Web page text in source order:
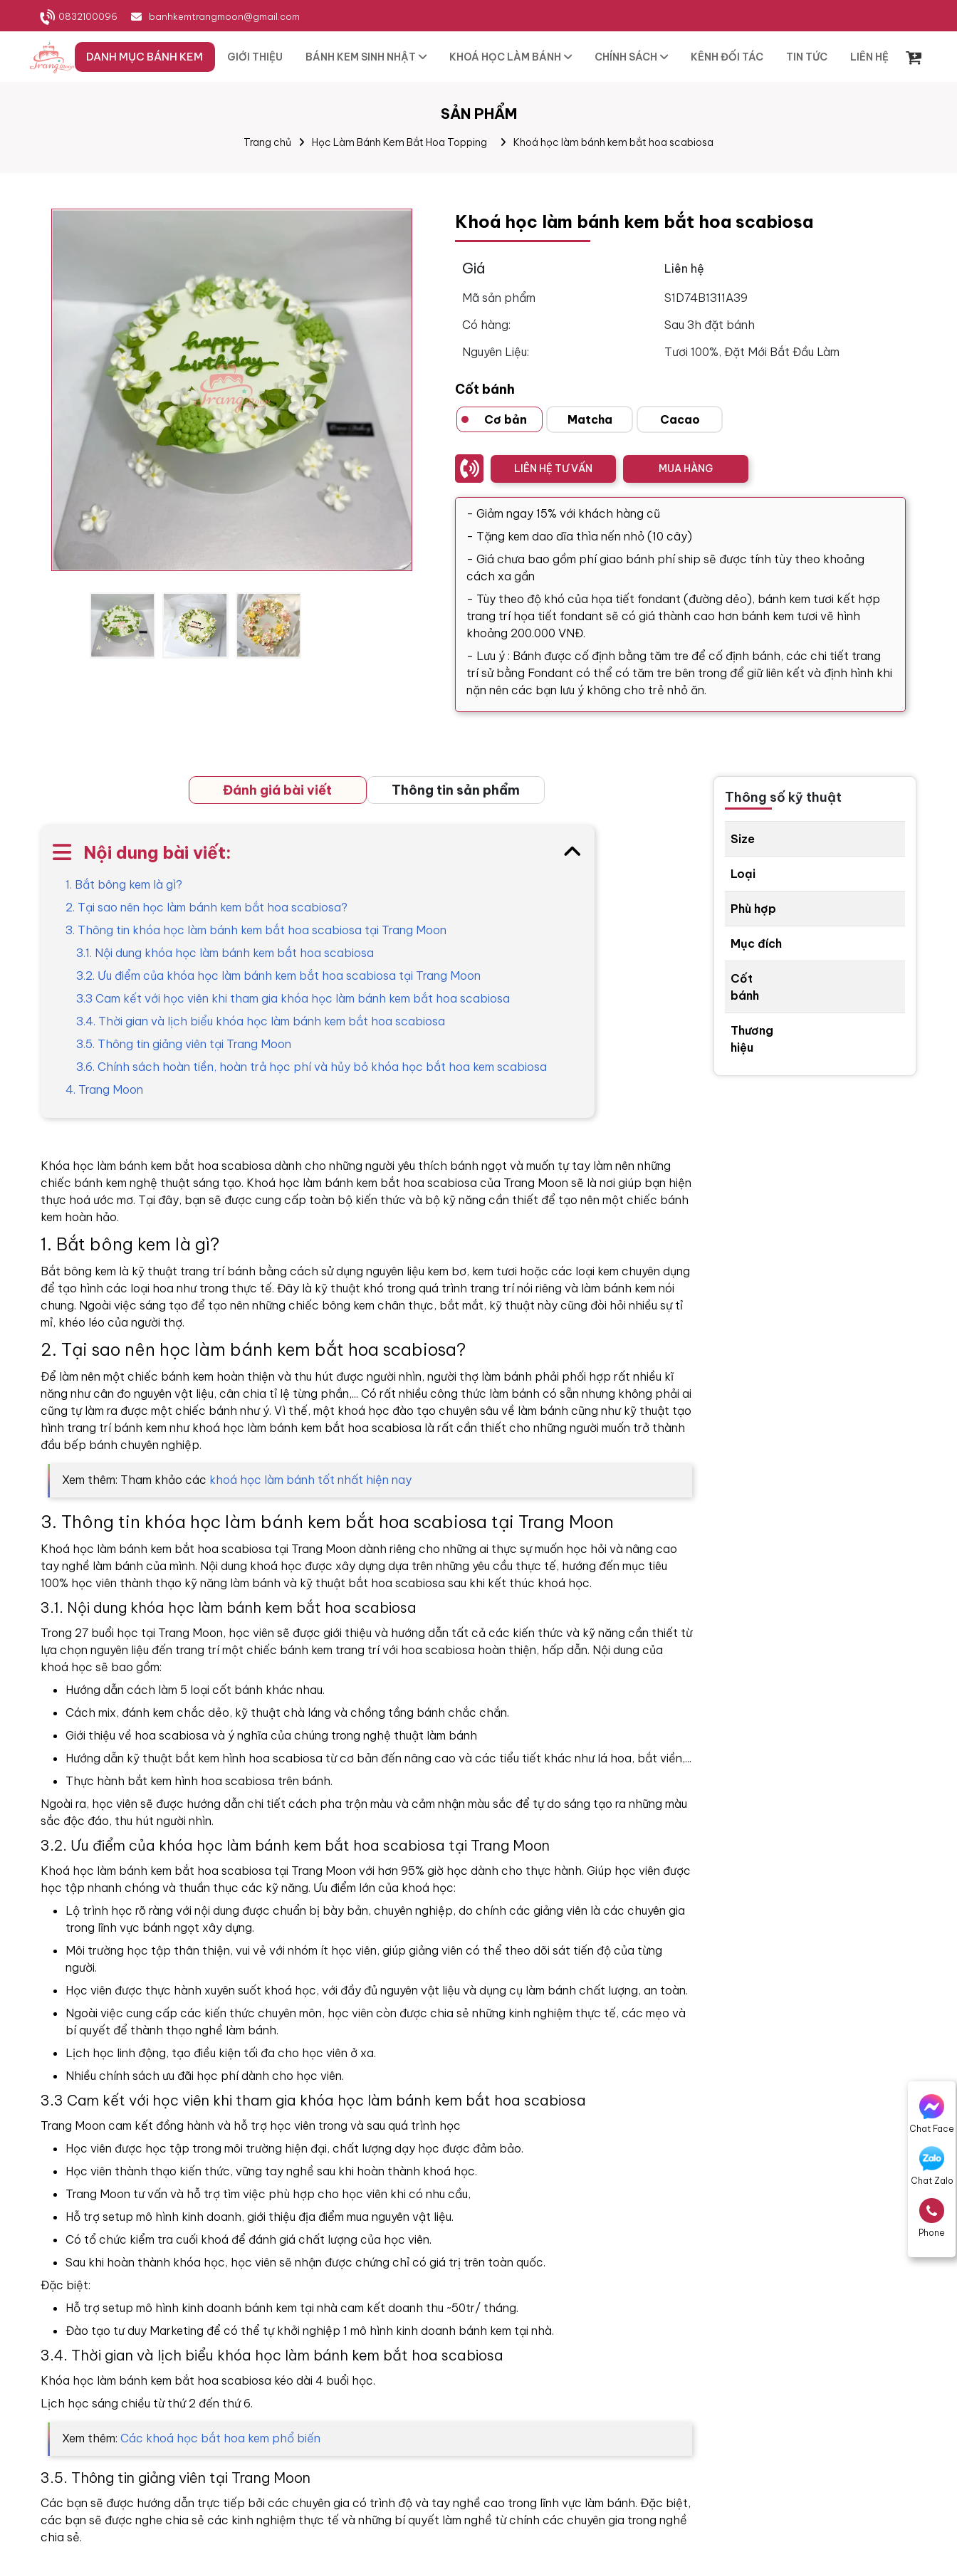
0832100096 banhkemtrangmoon@gmail.com
DANH MỤC BÁNH KEM GIỚI THIỆU BÁNH KEM SINH NHẬT KHOÁ HỌC LÀM BÁNH CHÍNH SÁCH KÊNH ĐỐI TÁC TIN TỨC LIÊN HỆ
Chat Face
Chat Zalo
Phone
SẢN PHẨM
Trang chủ Học Làm Bánh Kem Bắt Hoa Topping Khoá học làm bánh kem bắt hoa scabiosa
Khoá học làm bánh kem bắt hoa scabiosa
Giá Liên hệ
Mã sản phẩm
S1D74B1311A39
Có hàng:
Sau 3h đặt bánh
Nguyên Liệu:
Tươi 100%, Đặt Mới Bắt Đầu Làm
Cốt bánh
Cơ bản Matcha Cacao
LIÊN HỆ TƯ VẤN MUA HÀNG
- Giảm ngay 15% với khách hàng cũ
- Tặng kem dao dĩa thìa nến nhỏ (10 cây)
- Giá chưa bao gồm phí giao bánh phí ship sẽ được tính tùy theo khoảng
cách xa gần
- Tùy theo độ khó của họa tiết fondant (đường dẻo), bánh kem tươi kết hợp
trang trí họa tiết fondant sẽ có giá thành cao hơn bánh kem tươi vẽ hình
khoảng 200.000 VNĐ.
- Lưu ý : Bánh được cố định bằng tăm tre để cố định bánh, các chi tiết trang
trí sử bằng Fondant có thể có tăm tre bên trong để giữ liên kết và định hình khi
nặn nên các bạn lưu ý không cho trẻ nhỏ ăn.
Đánh giá bài viết Thông tin sản phẩm
Nội dung bài viết:
1. Bắt bông kem là gì?
2. Tại sao nên học làm bánh kem bắt hoa scabiosa?
3. Thông tin khóa học làm bánh kem bắt hoa scabiosa tại Trang Moon
3.1. Nội dung khóa học làm bánh kem bắt hoa scabiosa
3.2. Ưu điểm của khóa học làm bánh kem bắt hoa scabiosa tại Trang Moon
3.3 Cam kết với học viên khi tham gia khóa học làm bánh kem bắt hoa scabiosa
3.4. Thời gian và lịch biểu khóa học làm bánh kem bắt hoa scabiosa
3.5. Thông tin giảng viên tại Trang Moon
3.6. Chính sách hoàn tiền, hoàn trả học phí và hủy bỏ khóa học bắt hoa kem scabiosa
4. Trang Moon
Khóa học làm bánh kem bắt hoa scabiosa dành cho những người yêu thích bánh ngọt và muốn tự tay làm nên những
chiếc bánh kem nghệ thuật sáng tạo. Khoá học làm bánh kem bắt hoa scabiosa của Trang Moon sẽ là nơi giúp bạn hiện
thực hoá ước mơ. Tại đây, bạn sẽ được cung cấp toàn bộ kiến thức và bộ kỹ năng cần thiết để tạo nên một chiếc bánh
kem hoàn hảo.
1. Bắt bông kem là gì?
Bắt bông kem là kỹ thuật trang trí bánh bằng cách sử dụng nguyên liệu kem bơ, kem tươi hoặc các loại kem chuyên dụng
để tạo hình các loại hoa như trong thực tế. Đây là kỹ thuật khó trong quá trình trang trí nói riêng và làm bánh kem nói
chung. Ngoài việc sáng tạo để tạo nên những chiếc bông kem chân thực, bắt mắt, kỹ thuật này cũng đòi hỏi nhiều sự tỉ
mỉ, khéo léo của người thợ.
2. Tại sao nên học làm bánh kem bắt hoa scabiosa?
Để làm nên một chiếc bánh kem hoàn thiện và thu hút được người nhìn, người thợ làm bánh phải phối hợp rất nhiều kĩ
năng như cân đo nguyên vật liệu, cân chia tỉ lệ từng phần,... Có rất nhiều công thức làm bánh có sẵn nhưng không phải ai
cũng tự làm ra được một chiếc bánh như ý. Vì thế, một khoá học đào tạo chuyên sâu về làm bánh cũng như kỹ thuật tạo
hình trang trí bánh kem như khoá học làm bánh kem bắt hoa scabiosa là rất cần thiết cho những người muốn trở thành
đầu bếp bánh chuyên nghiệp.
Xem thêm: Tham khảo các khoá học làm bánh tốt nhất hiện nay
3. Thông tin khóa học làm bánh kem bắt hoa scabiosa tại Trang Moon
Khoá học làm bánh kem bắt hoa scabiosa tại Trang Moon dành riêng cho những ai thực sự muốn học hỏi và nâng cao
tay nghề làm bánh của mình. Nội dung khoá học được xây dựng dựa trên những yêu cầu thực tế, hướng đến mục tiêu
100% học viên thành thạo kỹ năng làm bánh và kỹ thuật bắt hoa scabiosa sau khi kết thúc khoá học.
3.1. Nội dung khóa học làm bánh kem bắt hoa scabiosa
Trong 27 buổi học tại Trang Moon, học viên sẽ được giới thiệu và hướng dẫn tất cả các kiến thức và kỹ năng cần thiết từ
lựa chọn nguyên liệu đến trang trí một chiếc bánh kem trang trí với hoa scabiosa hoàn thiện, hấp dẫn. Nội dung của
khoá học sẽ bao gồm:
Hướng dẫn cách làm 5 loại cốt bánh khác nhau.
Cách mix, đánh kem chắc dẻo, kỹ thuật chà láng và chồng tầng bánh chắc chắn.
Giới thiệu về hoa scabiosa và ý nghĩa của chúng trong nghệ thuật làm bánh
Hướng dẫn kỹ thuật bắt kem hình hoa scabiosa từ cơ bản đến nâng cao và các tiểu tiết khác như lá hoa, bắt viền,...
Thực hành bắt kem hình hoa scabiosa trên bánh.
Ngoài ra, học viên sẽ được hướng dẫn chi tiết cách pha trộn màu và cảm nhận màu sắc để tự do sáng tạo ra những màu
sắc độc đáo, thu hút người nhìn.
3.2. Ưu điểm của khóa học làm bánh kem bắt hoa scabiosa tại Trang Moon
Khoá học làm bánh kem bắt hoa scabiosa tại Trang Moon với hơn 95% giờ học dành cho thực hành. Giúp học viên được
học tập nhanh chóng và thuần thục các kỹ năng. Ưu điểm lớn của khoá học:
Lộ trình học rõ ràng với nội dung được chuẩn bị bày bản, chuyên nghiệp, do chính các giảng viên là các chuyên gia
trong lĩnh vực bánh ngọt xây dựng.
Môi trường học tập thân thiện, vui vẻ với nhóm ít học viên, giúp giảng viên có thể theo dõi sát tiến độ của từng
người.
Học viên được thực hành xuyên suốt khoá học, với đầy đủ nguyên vật liệu và dụng cụ làm bánh chất lượng, an toàn.
Ngoài việc cung cấp các kiến thức chuyên môn, học viên còn được chia sẻ những kinh nghiệm thực tế, các mẹo và
bí quyết để thành thạo nghề làm bánh.
Lịch học linh động, tạo điều kiện tối đa cho học viên ở xa.
Nhiều chính sách ưu đãi học phí dành cho học viên.
3.3 Cam kết với học viên khi tham gia khóa học làm bánh kem bắt hoa scabiosa
Trang Moon cam kết đồng hành và hỗ trợ học viên trong và sau quá trình học
Học viên được học tập trong môi trường hiện đại, chất lượng dạy học được đảm bảo.
Học viên thành thạo kiến thức, vững tay nghề sau khi hoàn thành khoá học.
Trang Moon tư vấn và hỗ trợ tìm việc phù hợp cho học viên khi có nhu cầu,
Hỗ trợ setup mô hình kinh doanh, giới thiệu địa điểm mua nguyên vật liệu.
Có tổ chức kiểm tra cuối khoá để đánh giá chất lượng của học viên.
Sau khi hoàn thành khóa học, học viên sẽ nhận được chứng chỉ có giá trị trên toàn quốc.
Đặc biệt:
Hỗ trợ setup mô hình kinh doanh bánh kem tại nhà cam kết doanh thu ~50tr/ tháng.
Đào tạo tư duy Marketing để có thể tự khởi nghiệp 1 mô hình kinh doanh bánh kem tại nhà.
3.4. Thời gian và lịch biểu khóa học làm bánh kem bắt hoa scabiosa
Khóa học làm bánh kem bắt hoa scabiosa kéo dài 4 buổi học.
Lịch học sáng chiều từ thứ 2 đến thứ 6.
Xem thêm: Các khoá học bắt hoa kem phổ biến
3.5. Thông tin giảng viên tại Trang Moon
Các bạn sẽ được hướng dẫn trực tiếp bởi các chuyên gia có trình độ và tay nghề cao trong lĩnh vực làm bánh. Đặc biệt,
các bạn sẽ được nghe chia sẻ các kinh nghiệm thực tế và những bí quyết làm nghề từ chính các chuyên gia trong nghề
chia sẻ.
Thông số kỹ thuật
Size
Loại
Phù hợp
Mục đích
Cốt
bánh
Thương
hiệu